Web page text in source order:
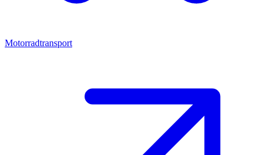
Motorradtransport